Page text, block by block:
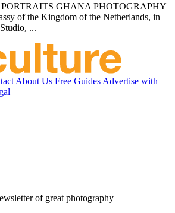
GHANA PHOTOGRAPHY
of the Kingdom of the Netherlands, in
...
About Us Free Guides Advertise with
of great photography